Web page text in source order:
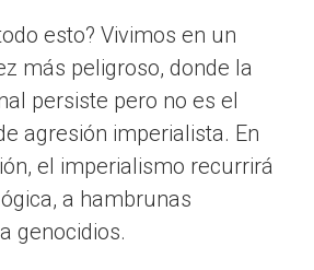
esto? Vivimos en un
más peligroso, donde la
persiste pero no es el
agresión imperialista. En
el imperialismo recurrirá
a hambrunas
genocidios.